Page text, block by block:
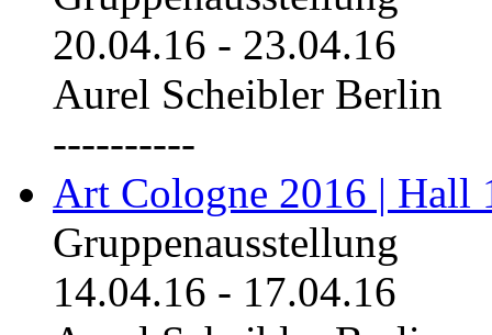
20.04.16 - 23.04.16
Aurel Scheibler Berlin
----------
Art Cologne 2016 | Hall
Gruppenausstellung
14.04.16 - 17.04.16